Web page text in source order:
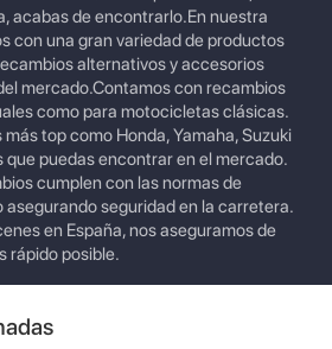
acabas de encontrarlo.En nuestra
con una gran variedad de productos
alternativos y accesorios
mercado.Contamos con recambios
como para motocicletas clásicas.
top como Honda, Yamaha, Suzuki
que puedas encontrar en el mercado.
cumplen con las normas de
asegurando seguridad en la carretera.
en España, nos aseguramos de
rápido posible.